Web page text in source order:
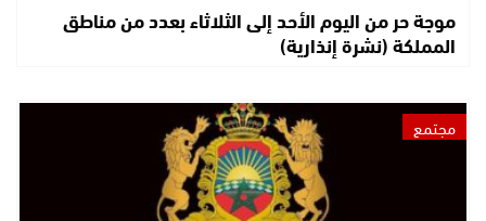
موجة حر من اليوم الأحد إلى الثلاثاء بعدد من مناطق
المملكة (نشرة إنذارية)
مجتمع